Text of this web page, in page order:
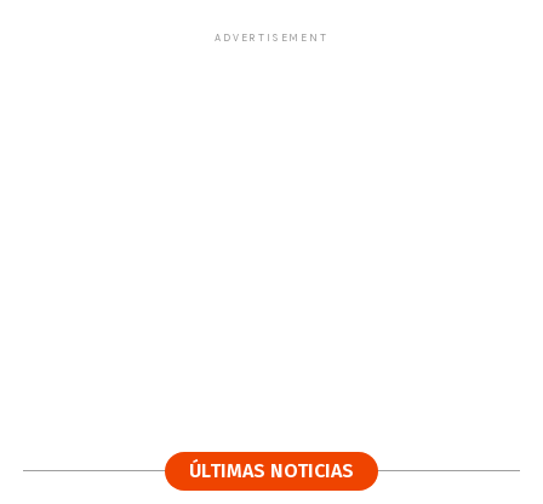
ADVERTISEMENT
ÚLTIMAS NOTICIAS